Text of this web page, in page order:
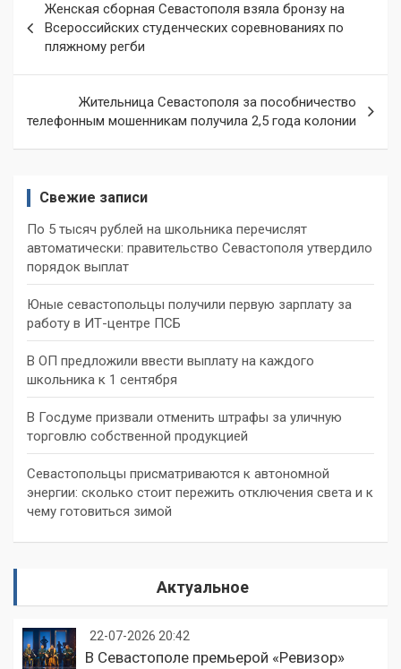
по
записям
Женская сборная Севастополя взяла бронзу на
Всероссийских студенческих соревнованиях по
пляжному регби
Жительница Севастополя за пособничество
телефонным мошенникам получила 2,5 года колонии
Свежие записи
По 5 тысяч рублей на школьника перечислят
автоматически: правительство Севастополя утвердило
порядок выплат
Юные севастопольцы получили первую зарплату за
работу в ИТ-центре ПСБ
В ОП предложили ввести выплату на каждого
школьника к 1 сентября
В Госдуме призвали отменить штрафы за уличную
торговлю собственной продукцией
Севастопольцы присматриваются к автономной
энергии: сколько стоит пережить отключения света и к
чему готовиться зимой
Актуальное
22-07-2026 20:42
В Севастополе премьерой «Ревизор»